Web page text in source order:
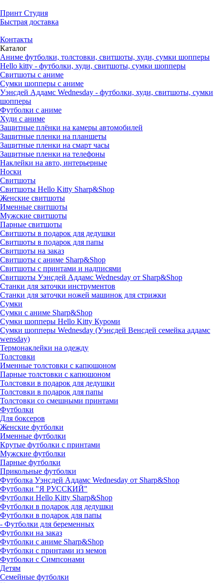
Принт Студия
Быстрая доставка
Контакты
Каталог
Аниме футболки, толстовки, свитшоты, худи, сумки шопперы
Hello kitty - футболки, худи, свитшоты, сумки шопперы
Свитшоты с аниме
Сумки шопперы с аниме
Уэнсдей Аддамс Wednesday - футболки, худи, свитшоты, сумки
шопперы
Футболки с аниме
Худи с аниме
Защитные плёнки на камеры автомобилей
Защитные пленки на планшеты
Защитные пленки на смарт часы
Защитные пленки на телефоны
Наклейки на авто, интерьерные
Носки
Свитшоты
Cвитшоты Hello Kitty Sharp&Shop
Женские свитшоты
Именные свитшоты
Мужские свитшоты
Парные свитшоты
Свитшоты в подарок для дедушки
Свитшоты в подарок для папы
Свитшоты на заказ
Свитшоты с аниме Sharp&Shop
Свитшоты с принтами и надписями
Свитшоты Уэнсдей Аддамс Wednesday от Sharp&Shop
Станки для заточки инструментов
Станки для заточки ножей машинок для стрижки
Сумки
Сумки с аниме Sharp&Shop
Сумки шопперы Hello Kitty Куроми
Сумки шопперы Wednesday (Уэнсдей Венсдей семейка аддамс
wensday)
Термонаклейки на одежду
Толстовки
Именные толстовки с капюшоном
Парные толстовки с капюшоном
Толстовки в подарок для дедушки
Толстовки в подарок для папы
Толстовки со смешными принтами
Футболки
Для боксеров
Женские футболки
Именные футболки
Крутые футболки с принтами
Мужские футболки
Парные футболки
Прикольные футболки
Футболка Уэнсдей Аддамс Wednesday от Sharp&Shop
Футболки "Я РУССКИЙ"
Футболки Hello Kitty Sharp&Shop
Футболки в подарок для дедушки
Футболки в подарок для папы
- Футболки для беременных
Футболки на заказ
Футболки с аниме Sharp&Shop
Футболки с принтами из мемов
Футболки с Симпсонами
Детям
Семейные футболки